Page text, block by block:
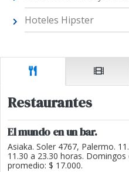
Hoteles Hipster
Restaurantes
El mundo en un bar.
Asiaka. Soler 4767, Palermo.
11.30 a 23.30 horas.
promedio: $ 17.000.